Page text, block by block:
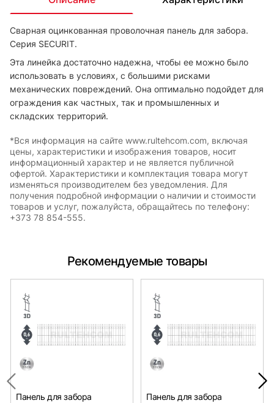
Сварная оцинкованная проволочная панель для забора.
Серия SECURIT.
Эта линейка достаточно надежна, чтобы ее можно было
использовать в условиях, с большими рисками
механических повреждений. Она оптимально подойдет для
ограждения как частных, так и промышленных и
складских территорий.
*Вся информация на сайте www.rultehcom.com, включая
цены, характеристики и изображения товаров, носит
информационный характер и не является публичной
офертой. Характеристики и комплектация товара могут
изменяться производителем без уведомления. Для
получения подробной информации о наличии и стоимости
товаров и услуг, пожалуйста, обращайтесь по телефону:
+373 78 854-555.
Рекомендуемые товары
Панель для забора
Панель для забора